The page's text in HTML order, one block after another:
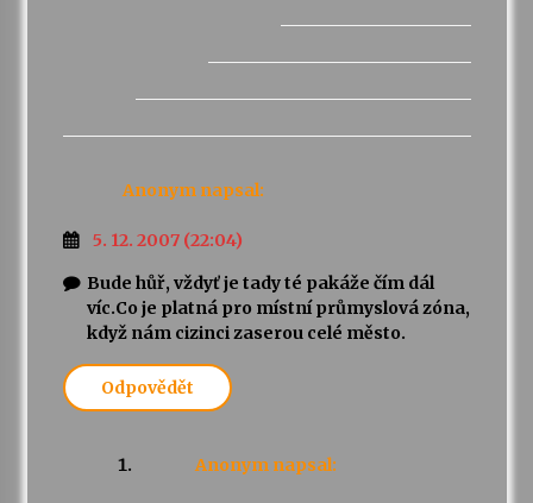
Anonym napsal:
5. 12. 2007 (22:04)
Bude hůř, vždyť je tady té pakáže čím dál
víc.Co je platná pro místní průmyslová zóna,
když nám cizinci zaserou celé město.
Odpovědět
Anonym napsal: